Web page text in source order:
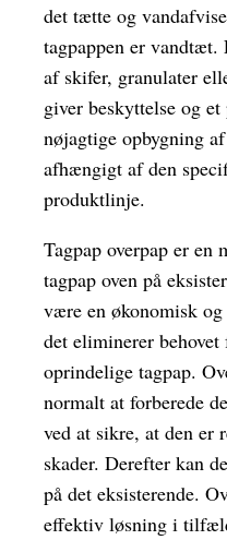
det tætte og
tagpappen er vandtæt.
af skifer, granulater
giver beskyttelse og
nøjagtige opbygning
afhængigt af den
produktlinje.
Tagpap overpap er
tagpap oven på
være en økonomisk
det eliminerer
oprindelige tagpap.
normalt at forberede
ved at sikre, at den er
skader. Derefter kan
på det eksisterende.
effektiv løsning i